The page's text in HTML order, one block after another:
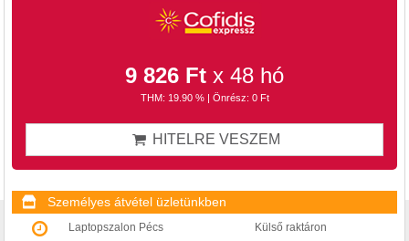
9 826 Ft x 48 hó
THM: 19.90 % | Önrész: 0 Ft
HITELRE VESZEM
Személyes átvétel üzletünkben
Laptopszalon Pécs Külső raktáron